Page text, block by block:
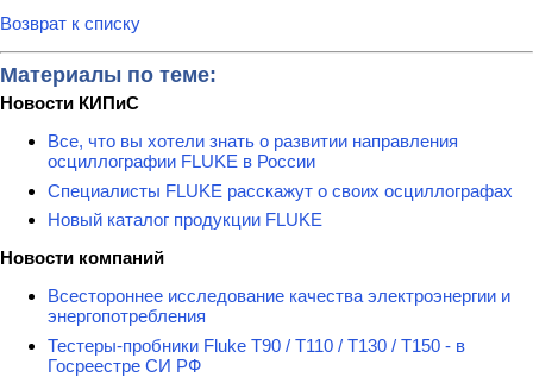
Возврат к списку
Материалы по теме:
Новости КИПиС
Все, что вы хотели знать о развитии направления
осциллографии FLUKE в России
Специалисты FLUKE расскажут о своих осциллографах
Новый каталог продукции FLUKE
Новости компаний
Всестороннее исследование качества электроэнергии и
энергопотребления
Тестеры-пробники Fluke T90 / T110 / T130 / T150 - в
Госреестре СИ РФ